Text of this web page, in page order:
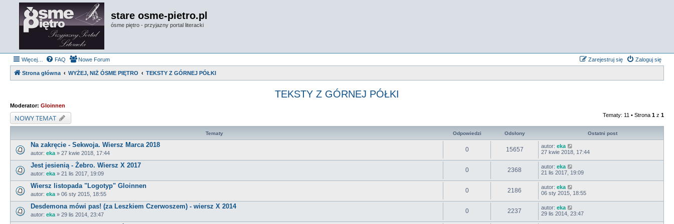
stare osme-pietro.pl
ósme piętro - przyjazny portal literacki
Więcej… FAQ Zaloguj się
Zarejestruj się
Nowe Forum
Strona główna WYŻEJ, NIŻ ÓSME PIĘTRO TEKSTY Z GÓRNEJ PÓŁKI
TEKSTY Z GÓRNEJ PÓŁKI
Moderator: Gloinnen
NOWY TEMAT Tematy: 11 • Strona 1 z 1
Tematy Odpowiedzi Odsłony Ostatni post
Na zakręcie - Sekwoja. Wiersz Marca 2018
autor: eka » 27 kwie 2018, 17:44
0 15657 autor: eka
27 kwie 2018, 17:44
Jest jesienią - Żebro. Wiersz X 2017
autor: eka » 21 lis 2017, 19:09
0 2368 autor: eka
21 lis 2017, 19:09
Wiersz listopada "Logotyp" Gloinnen
autor: eka » 06 sty 2015, 18:55
0 2186 autor: eka
06 sty 2015, 18:55
Desdemona mówi pas! (za Leszkiem Czerwoszem) - wiersz X 2014
autor: eka » 29 lis 2014, 23:47
0 2237 autor: eka
29 lis 2014, 23:47